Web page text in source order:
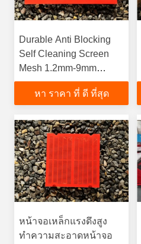
Durable Anti Blocking
Self Cleaning Screen
Mesh 1.2mm-9mm
Quarry Meshfunction
gtElInit() {var lib = new
'th', function () {});}
หา ราคา ที่ ดี ที่สุด
หน้าจอเหล็กแรงดึงสูง
ทำความสะอาดหน้าจอ